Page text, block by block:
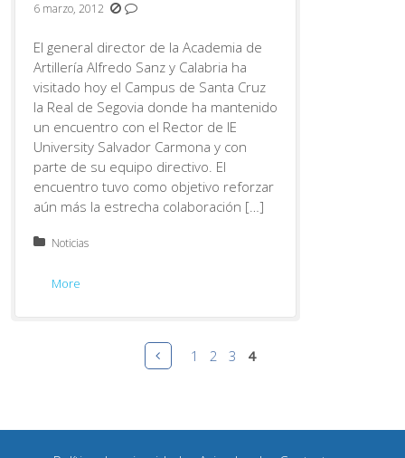
6 marzo, 2012
El general director de la Academia de
Artillería Alfredo Sanz y Calabria ha
visitado hoy el Campus de Santa Cruz
la Real de Segovia donde ha mantenido
un encuentro con el Rector de IE
University Salvador Carmona y con
parte de su equipo directivo. El
encuentro tuvo como objetivo reforzar
aún más la estrecha colaboración […]
Posted in:
Noticias
More
Pages Prev1 2 3 4